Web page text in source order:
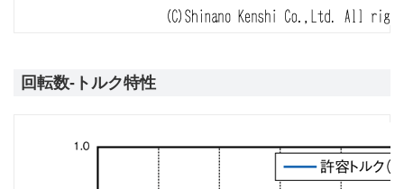
回転数-トルク特性